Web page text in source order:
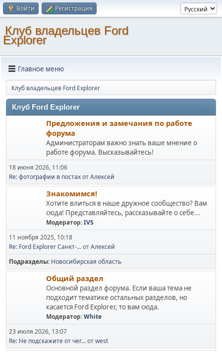
Войти Регистрация
Клуб владельцев Ford
Explorer
Главное меню
Клуб владельцев Ford Explorer
Клуб Ford Explorer
Предложения и замечания по работе
форума
Администраторам важно знать ваше мнение о
работе форума. Высказывайтесь!
18 июня 2026, 11:06
Re: фотографии в постахотАлексей
Знакомимся!
Хотите влиться в наше дружное сообщество? Вам
сюда! Представляйтесь, рассказывайте о себе...
Модератор:IVS
11 ноября 2025, 10:18
Re: Ford Explorer Санкт-...отАлексей
Подразделы Новосибирская область
Общий раздел
Основной раздел форума. Если ваша тема не
подходит тематике остальных разделов, но
касается Ford Explorer, то вам сюда.
Модератор:White
23 июля 2026, 13:07
Re: Не подскажите от чег...отwest